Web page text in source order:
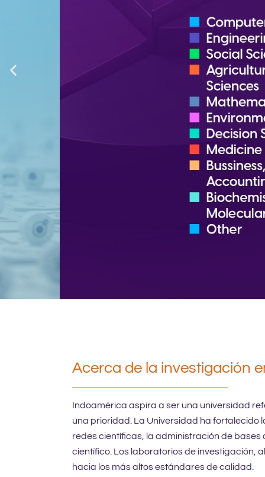
Acerca de la investigación
Indoamérica aspira a ser una universidad
una prioridad. La Universidad ha
redes científicas, la administración de
científico. Los laboratorios de investigación,
hacia los más altos estándares de calidad.